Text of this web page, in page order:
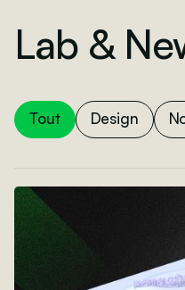
Lab &
Tout Design